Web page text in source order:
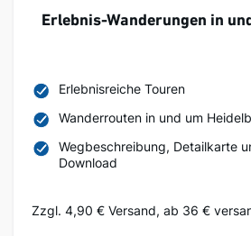
Erlebnis-Wanderungen in
Erlebnisreiche Touren
Wanderrouten in und um
Wegbeschreibung, Detailkarte
Download
Zzgl. 4,90 € Versand, ab 36 €